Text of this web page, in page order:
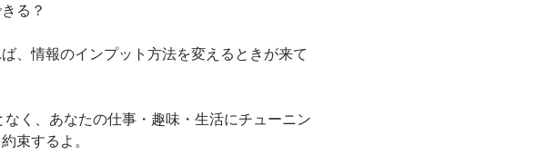
る？
、情報のインプット方法を変えるときが来て
く、あなたの仕事・趣味・生活にチューニン
束するよ。